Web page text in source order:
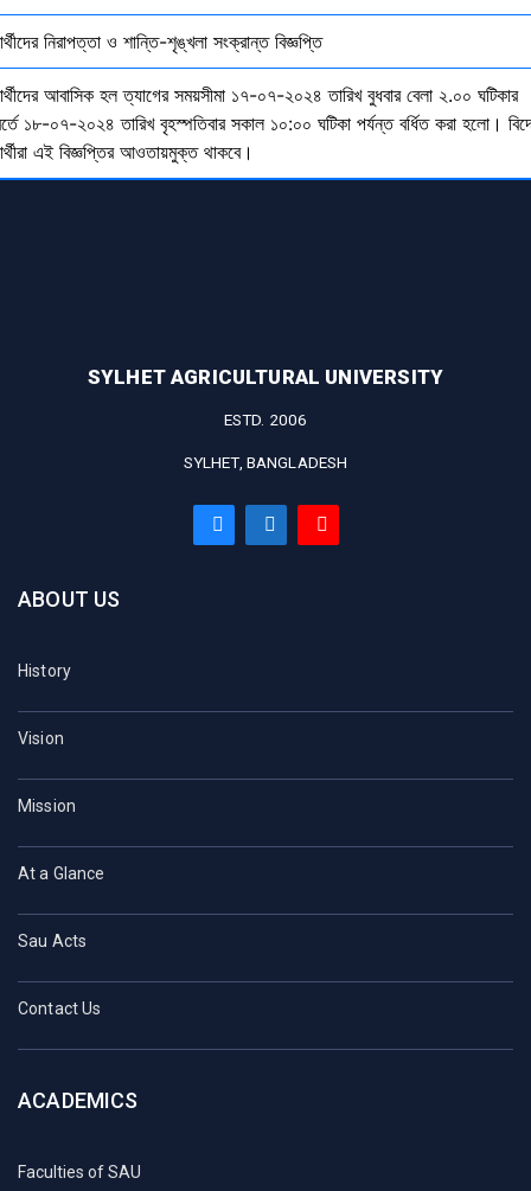
নিরাপত্তা ও শান্তি-শৃঙ্খলা সংক্রান্ত বিজ্ঞপ্তি
আবাসিক হল ত্যাগের সময়সীমা ১৭-০৭-২০২৪ তারিখ বুধবার বেলা ২.০০ ঘটিকার
১৮-০৭-২০২৪ তারিখ বৃহস্পতিবার সকাল ১০:০০ ঘটিকা পর্যন্ত বর্ধিত করা হলো।
এই বিজ্ঞপ্তির আওতায়মুক্ত থাকবে।
SYLHET AGRICULTURAL UNIVERSITY
ESTD. 2006
SYLHET, BANGLADESH
ABOUT US
History
Vision
Mission
At a Glance
Sau Acts
Contact Us
ACADEMICS
Faculties of SAU